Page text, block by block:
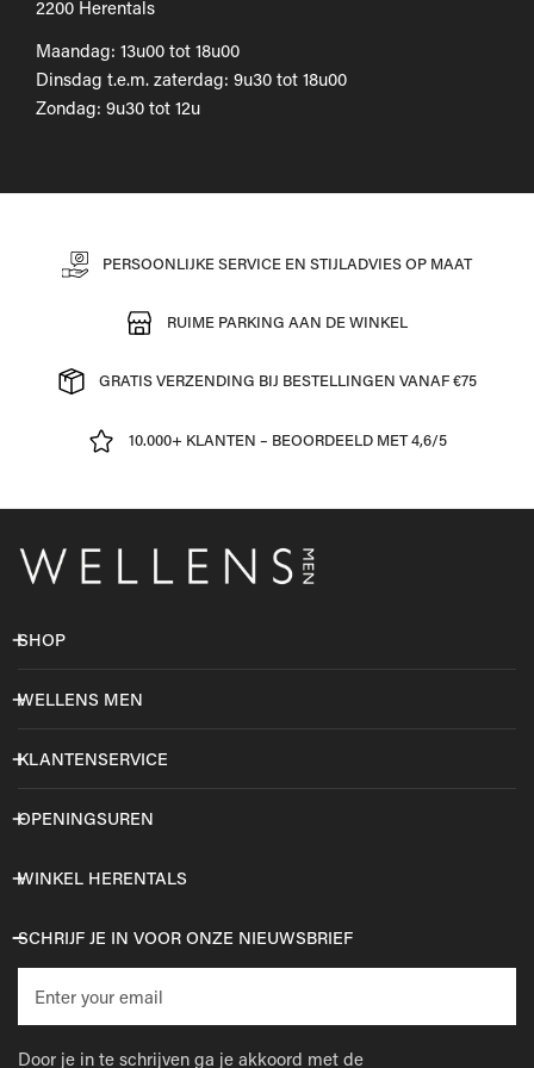
2200 Herentals
Maandag: 13u00 tot 18u00
Dinsdag t.e.m. zaterdag: 9u30 tot 18u00
Zondag: 9u30 tot 12u
PERSOONLIJKE SERVICE EN STIJLADVIES OP MAAT
RUIME PARKING AAN DE WINKEL
GRATIS VERZENDING BIJ BESTELLINGEN VANAF €75
10.000+ KLANTEN – BEOORDEELD MET 4,6/5
SHOP
WELLENS MEN
KLANTENSERVICE
OPENINGSUREN
WINKEL HERENTALS
SCHRIJF JE IN VOOR ONZE NIEUWSBRIEF
mail
Door je in te schrijven ga je akkoord met de